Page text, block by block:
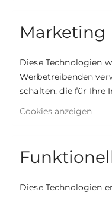
Zum
der
Marketing
Diese Technologien
Werbetreibenden
schalten, die für Ihre
Cookies anzeigen
Diese Technologien